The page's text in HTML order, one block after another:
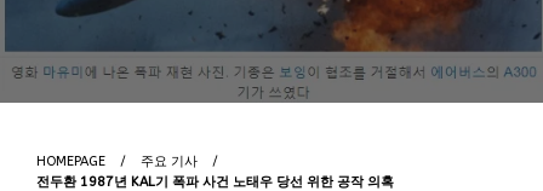
HOMEPAGE
주요 기사
전두환 1987년 KAL기 폭파 사건 노태우 당선 위한 공작 의혹